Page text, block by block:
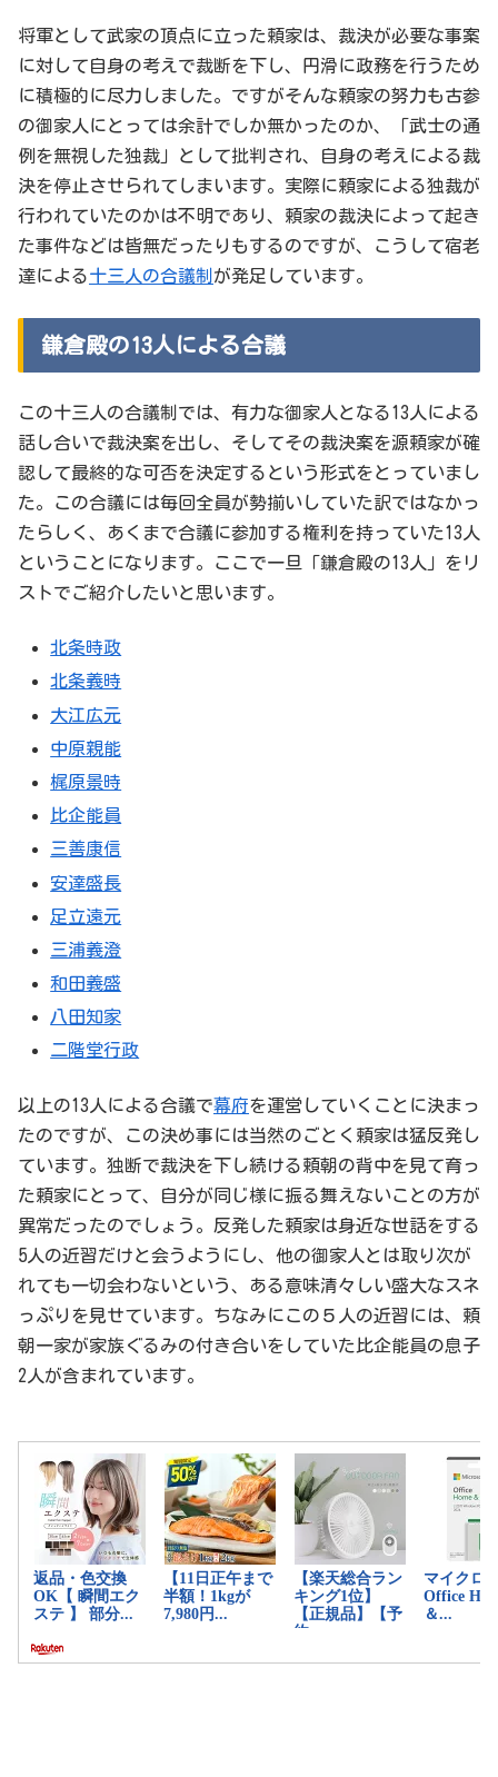
将軍として武家の頂点に立った頼家は、裁決が必要な事案
に対して自身の考えで裁断を下し、円滑に政務を行うため
に積極的に尽力しました。ですがそんな頼家の努力も古参
の御家人にとっては余計でしか無かったのか、「武士の通
例を無視した独裁」として批判され、自身の考えによる裁
決を停止させられてしまいます。実際に頼家による独裁が
行われていたのかは不明であり、頼家の裁決によって起き
た事件などは皆無だったりもするのですが、こうして宿老
達による十三人の合議制 が発足しています。
鎌倉殿の13人による合議
この十三人の合議制では、有力な御家人となる13人による
話し合いで裁決案を出し、そしてその裁決案を源頼家が確
認して最終的な可否を決定するという形式をとっていまし
た。この合議には毎回全員が勢揃いしていた訳ではなかっ
たらしく、あくまで合議に参加する権利を持っていた13人
ということになります。ここで一旦「鎌倉殿の13人」をリ
ストでご紹介したいと思います。
北条時政
北条義時
大江広元
中原親能
梶原景時
比企能員
三善康信
安達盛長
足立遠元
三浦義澄
和田義盛
八田知家
二階堂行政
以上の13人による合議で幕府を運営していくことに決まっ
たのですが、この決め事には当然のごとく頼家は猛反発し
ています。独断で裁決を下し続ける頼朝の背中を見て育っ
た頼家にとって、自分が同じ様に振る舞えないことの方が
異常だったのでしょう。反発した頼家は身近な世話をする
5人の近習だけと会うようにし、他の御家人とは取り次が
れても一切会わないという、ある意味清々しい盛大なスネ
っぷりを見せています。ちなみにこの５人の近習には、頼
朝一家が家族ぐるみの付き合いをしていた比企能員の息子
2人が含まれています。